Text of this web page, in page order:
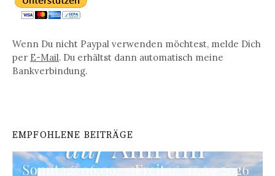
Wenn Du nicht Paypal verwenden möchtest, melde Dich
per E-Mail. Du erhältst dann automatisch meine
Bankverbindung.
EMPFOHLENE BEITRÄGE